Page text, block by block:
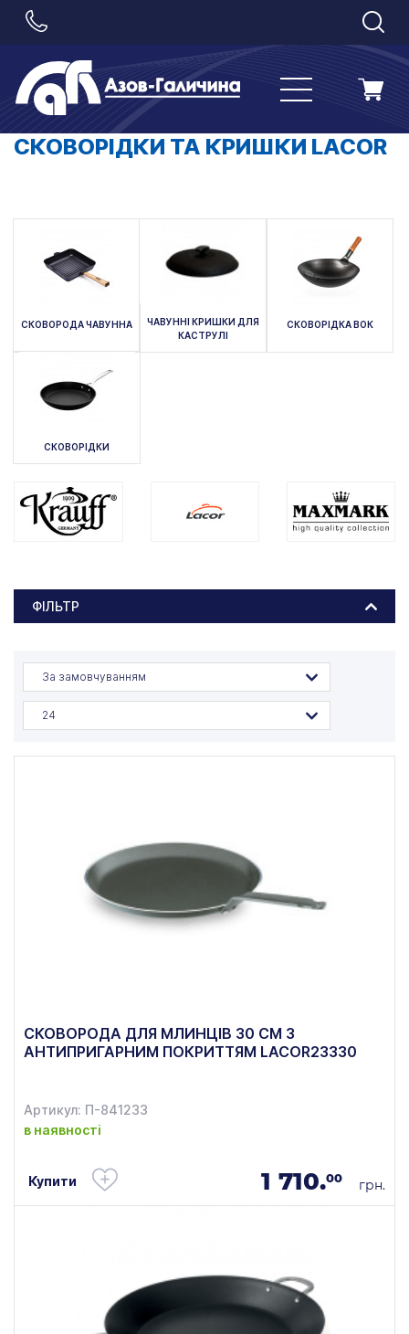
СКОВОРІДКИ ТА КРИШКИ LACOR
СКОВОРОДА ЧАВУННА
ЧАВУННІ КРИШКИ ДЛЯ
КАСТРУЛІ
СКОВОРІДКА ВОК
СКОВОРІДКИ
ФІЛЬТР
За замовчуванням
24
СКОВОРОДА ДЛЯ МЛИНЦІВ 30 СМ З
АНТИПРИГАРНИМ ПОКРИТТЯМ LACOR23330
Артикул: П-841233
в наявності
Купити 1 710.00 грн.